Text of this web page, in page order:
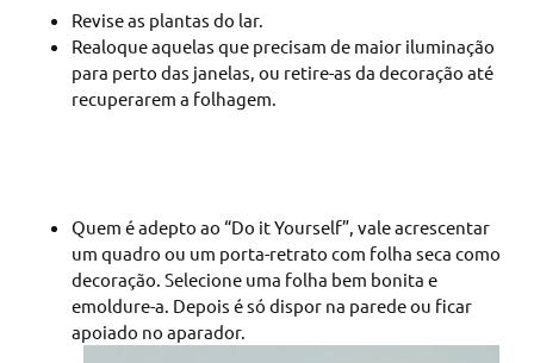
Revise as plantas do lar.
Realoque aquelas que precisam de maior iluminação
para perto das janelas, ou retire-as da decoração até
recuperarem a folhagem.
Quem é adepto ao “Do it Yourself”, vale acrescentar
um quadro ou um porta-retrato com folha seca como
decoração. Selecione uma folha bem bonita e
emoldure-a. Depois é só dispor na parede ou ficar
apoiado no aparador.